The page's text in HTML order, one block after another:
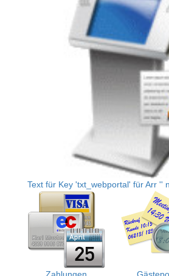
Text für Key 'txt_webportal' für Arr ''